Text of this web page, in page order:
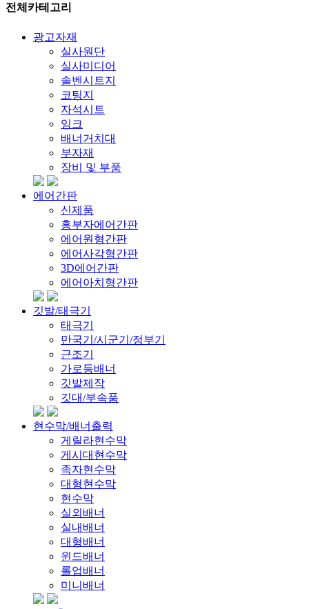
전체카테고리
광고자재
실사원단
실사미디어
솔벤시트지
코팅지
자석시트
잉크
배너거치대
부자재
장비 및 부품
에어간판
신제품
흥부자에어간판
에어원형간판
에어사각형간판
3D에어간판
에어아치형간판
깃발/태극기
태극기
만국기/시군기/정부기
근조기
가로등배너
깃발제작
깃대/부속품
현수막/배너출력
게릴라현수막
게시대현수막
족자현수막
대형현수막
현수막
실외배너
실내배너
대형배너
윈드배너
롤업배너
미니배너